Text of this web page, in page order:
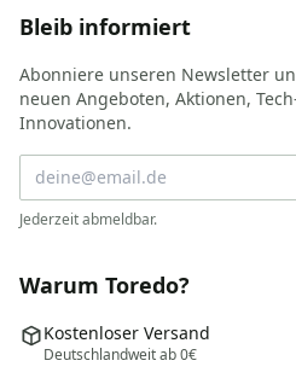
Bleib informiert
Abonniere unseren Newsletter
neuen Angeboten, Aktionen,
Innovationen.
Jederzeit abmeldbar.
Warum Toredo?
Kostenloser Versand
Deutschlandweit ab 0€